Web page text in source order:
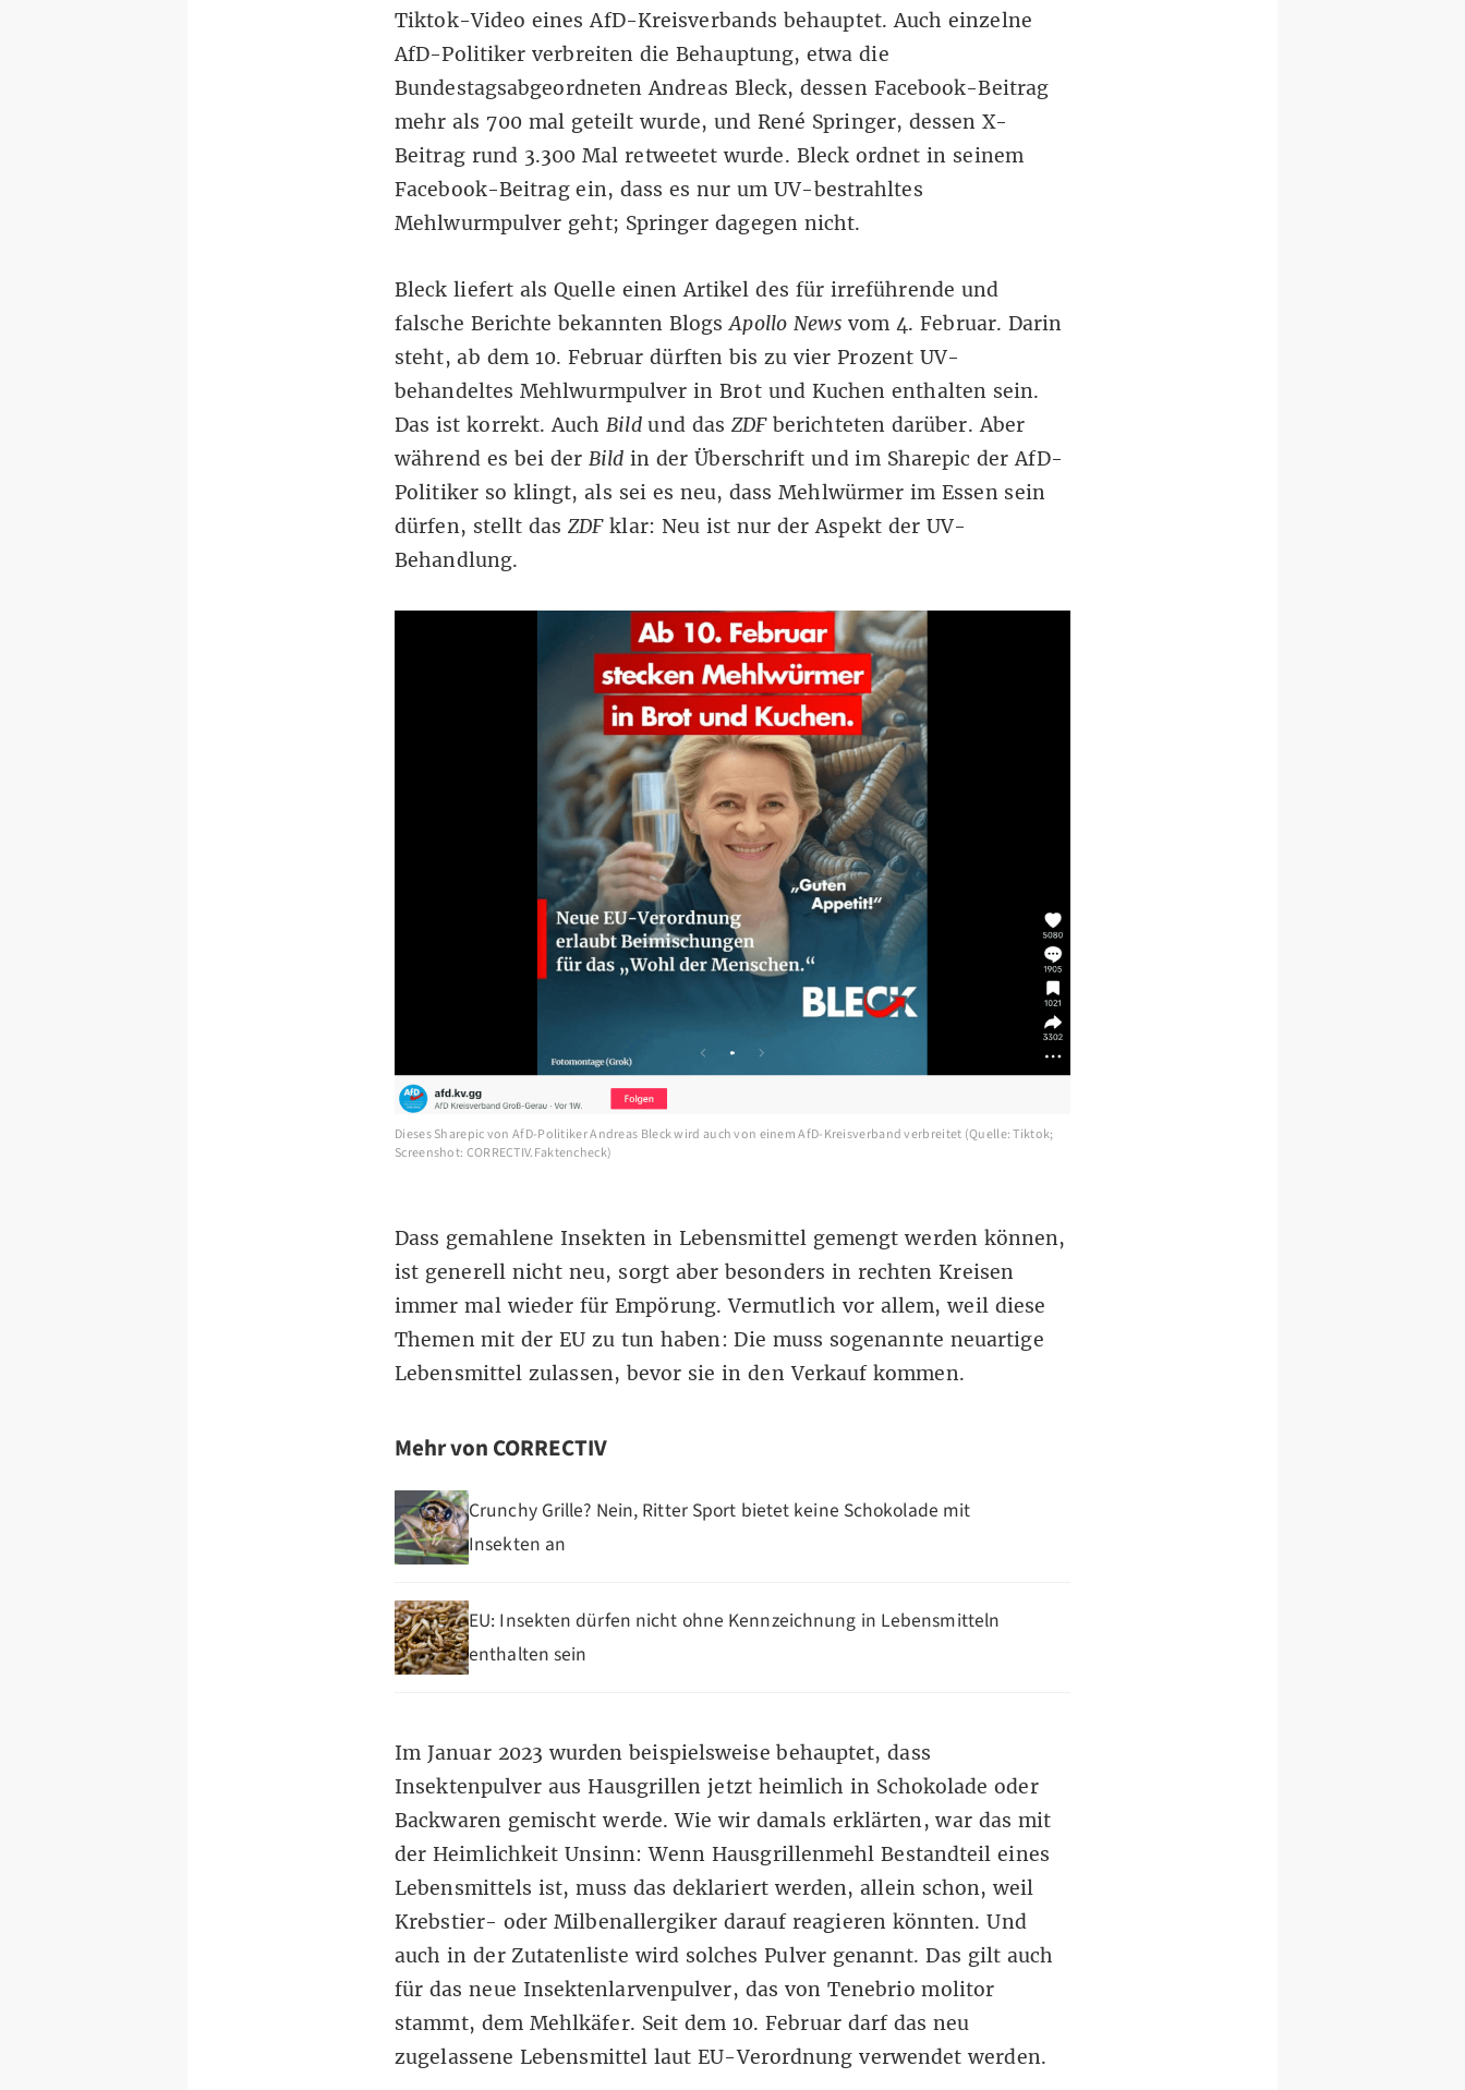
Tiktok-Video eines AfD-Kreisverbands behauptet. Auch einzelne
AfD-Politiker verbreiten die Behauptung, etwa die
Bundestagsabgeordneten Andreas Bleck, dessen Facebook-Beitrag
mehr als 700 mal geteilt wurde, und René Springer, dessenX-
Beitragrund 3.300 Mal retweetet wurde. Bleck ordnet in seinem
Facebook-Beitrag ein, dass es nur um UV-bestrahltes
Mehlwurmpulver geht; Springer dagegen nicht.
Bleck liefert als Quelle einen Artikel des für irreführende und
falsche Berichte bekannten BlogsApollo News vom 4. Februar. Darin
steht, ab dem 10. Februar dürften bis zu vier Prozent UV-
behandeltes Mehlwurmpulver in Brot und Kuchen enthalten sein.
Das ist korrekt. AuchBildund das ZDFberichteten darüber. Aber
während es bei der Bild in der Überschrift und im Sharepic der AfD-
Politiker so klingt, als sei es neu, dass Mehlwürmer im Essen sein
dürfen, stellt dasZDFklar: Neu ist nur der Aspekt der UV-
Behandlung.
Dieses Sharepic von AfD-Politiker Andreas Bleck wird auch von einem AfD-Kreisverband verbreitet (Quelle: Tiktok;
Screenshot: CORRECTIV.Faktencheck)
Dass gemahlene Insekten in Lebensmittel gemengt werden können,
ist generell nicht neu, sorgt aber besonders in rechten Kreisen
immer mal wieder für Empörung. Vermutlich vor allem, weil diese
Themen mit der EU zu tun haben: Die muss sogenannte neuartige
Lebensmittel zulassen, bevor sie in den Verkauf kommen.
Mehr von CORRECTIV
Crunchy Grille? Nein, Ritter Sport bietet keine Schokolade mit
Insekten an
EU: Insekten dürfen nicht ohne Kennzeichnung in Lebensmitteln
enthalten sein
Im Januar 2023 wurden beispielsweise behauptet, dass
Insektenpulver aus Hausgrillen jetzt heimlich in Schokolade oder
Backwaren gemischt werde. Wie wirdamals erklärten, war das mit
der Heimlichkeit Unsinn: Wenn Hausgrillenmehl Bestandteil eines
Lebensmittels ist, muss das deklariert werden, allein schon, weil
Krebstier- oder Milbenallergiker darauf reagieren könnten. Und
auch in der Zutatenliste wird solches Pulver genannt. Das gilt auch
für das neue Insektenlarvenpulver, das von Tenebrio molitor
stammt, dem Mehlkäfer. Seit dem 10. Februar darf das neu
zugelassene Lebensmittel lautEU-Verordnung verwendet werden.